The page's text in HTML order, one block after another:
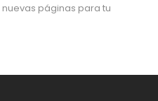
páginas para tu